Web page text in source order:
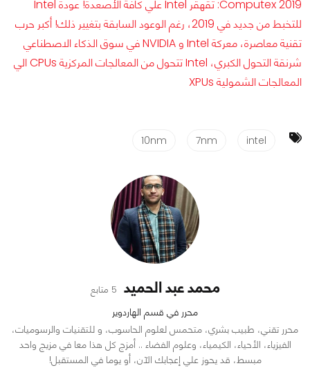
Computex 2019: تقهقر Intel علي كافة الأصعدة!
عودة Intel
للتخبط من جديد في 2019، رغم الوعود السابقة بتغيير ذلك!
أكبر حرب
تقنية معاصرة، معركة Intel و NVIDIA في سوق الذكاء الاصطناعي
شرنقة التحول الكبري، Intel تتحول من المعالجات المركزية CPUs الي
المعالجات الشمولية XPUs
intel
7nm
10nm
محمد عبد الحميد 5 متابع
محرر في قسم الهاردوير
محرر تقني، طبيب بشري، متحمس لعلوم الحاسوب، و للتقنيات والرسوميات،
الفيزياء، الأحياء، الكيمياء، وعلوم الفضاء .. أمزج كل هذا معا في مزيج واحد
مبسط، قد يحوز علي إعجابك الآن، أو يوما في المستقبل!